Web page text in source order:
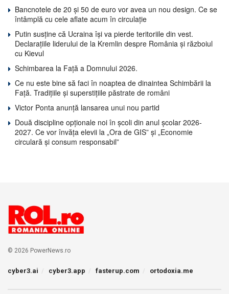
Bancnotele de 20 și 50 de euro vor avea un nou design. Ce se
întâmplă cu cele aflate acum în circulație
Putin susține că Ucraina își va pierde teritoriile din vest.
Declarațiile liderului de la Kremlin despre România și războiul
cu Kievul
Schimbarea la Față a Domnului 2026.
Ce nu este bine să faci în noaptea de dinaintea Schimbării la
Față. Tradițiile și superstițiile păstrate de români
Victor Ponta anunță lansarea unui nou partid
Două discipline opționale noi în școli din anul școlar 2026-
2027. Ce vor învăța elevii la „Ora de GIS” și „Economie
circulară și consum responsabil”
© 2026 PowerNews.ro
cyber3.ai cyber3.app fasterup.com ortodoxia.me